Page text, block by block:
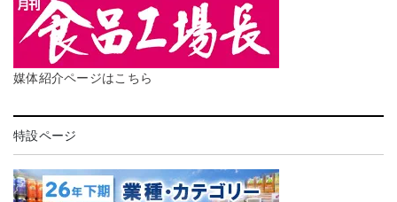
媒体紹介ページはこちら
特設ページ